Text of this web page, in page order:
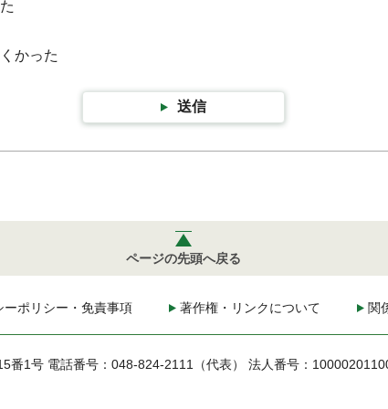
かった
送信
ページの先頭へ戻る
ーポリシー・免責事項 著作権・リンクについて 関
番1号 電話番号：048-824-2111（代表） 法人番号：